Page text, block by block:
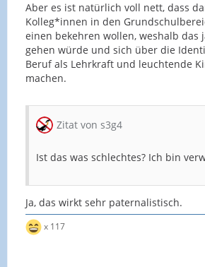
Aber es ist natürlich voll nett, dass
Kolleg*innen in den
einen bekehren wollen, weshalb das
gehen würde und sich über die
Beruf als Lehrkraft und leuchtende
machen.
Zitat von s3g4
Ist das was schlechtes? Ich bin
Ja, das wirkt sehr paternalistisch.
x 117